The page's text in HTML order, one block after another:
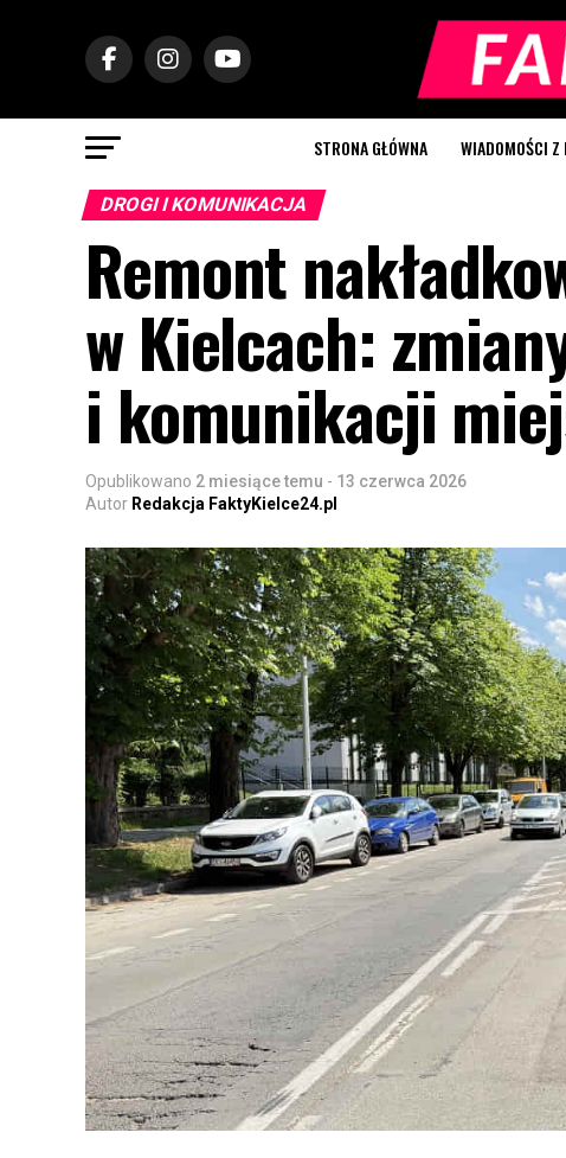
STRONA GŁÓWNA WIADOMOŚCI Z
DROGI I KOMUNIKACJA
Remont
w Kielcach:
i komunikacji
Opublikowano 2 miesiące temu - 13 czerwca 2026
Autor Redakcja FaktyKielce24.pl